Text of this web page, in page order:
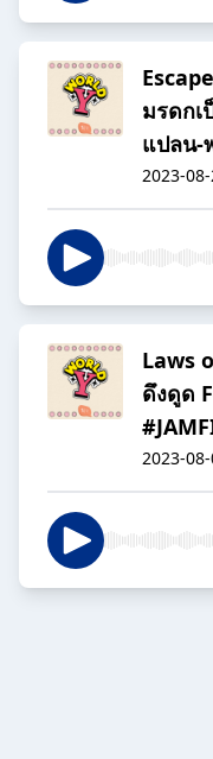
มรดกเ
แปลน-
2023-
Laws
ดึงดูด
2023-